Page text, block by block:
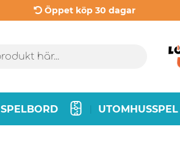
Öppet köp 30 dagar
SPELBORD UTOMHUSSPEL